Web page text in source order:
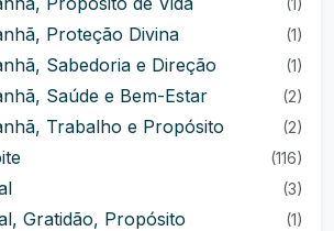
Proteção Divina (1)
Sabedoria e Direção (1)
Saúde e Bem-Estar (2)
Trabalho e Propósito (2)
(116)
(3)
Gratidão, Propósito (1)